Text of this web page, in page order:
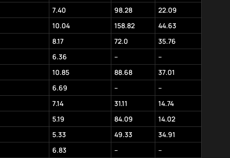
7.40 98.28
22.09
10.04 158.82
44.63
8.17 72.0
35.76
6.36 –
–
10.85 88.68
37.01
6.69 –
–
7.14 31.11
14.74
5.19 84.09
14.02
5.33 49.33
34.91
6.83 –
–